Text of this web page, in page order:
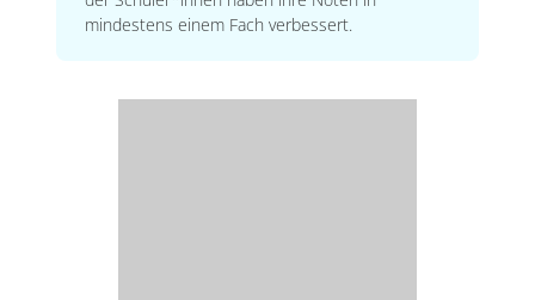
mindestens einem Fach verbessert.